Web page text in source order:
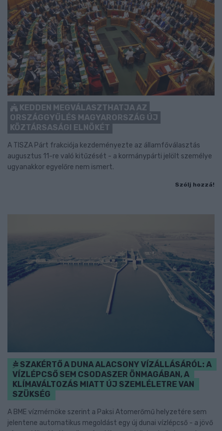
KEDDEN MEGVÁLASZTHATJA AZ
ORSZÁGGYŰLÉS MAGYARORSZÁG ÚJ
KÖZTÁRSASÁGI ELNÖKÉT
A TISZA Párt frakciója kezdeményezte az államfőválasztás
augusztus 11-re való kitűzését - a kormánypárti jelölt személye
ugyanakkor egyelőre nem ismert.
Szólj hozzá!
SZAKÉRTŐ A DUNA ALACSONY VÍZÁLLÁSÁRÓL: A
VÍZLÉPCSŐ SEM CSODASZER ÖNMAGÁBAN, A
KLÍMAVÁLTOZÁS MIATT ÚJ SZEMLÉLETRE VAN
SZÜKSÉG
A BME vízmérnöke szerint a Paksi Atomerőmű helyzetére sem
jelentene automatikus megoldást egy új dunai vízlépcső - a jövő